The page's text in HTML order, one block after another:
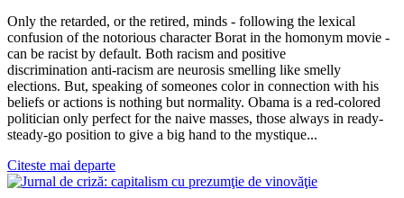
Only the retarded, or the retired, minds - following the lexical
confusion of the notorious character Borat in the homonym movie -
can be racist by default. Both racism and positive
discrimination anti-racism are neurosis smelling like smelly
elections. But, speaking of someones color in connection with his
beliefs or actions is nothing but normality. Obama is a red-colored
politician only perfect for the naive masses, those always in ready-
steady-go position to give a big hand to the mystique...
Citeste mai departe